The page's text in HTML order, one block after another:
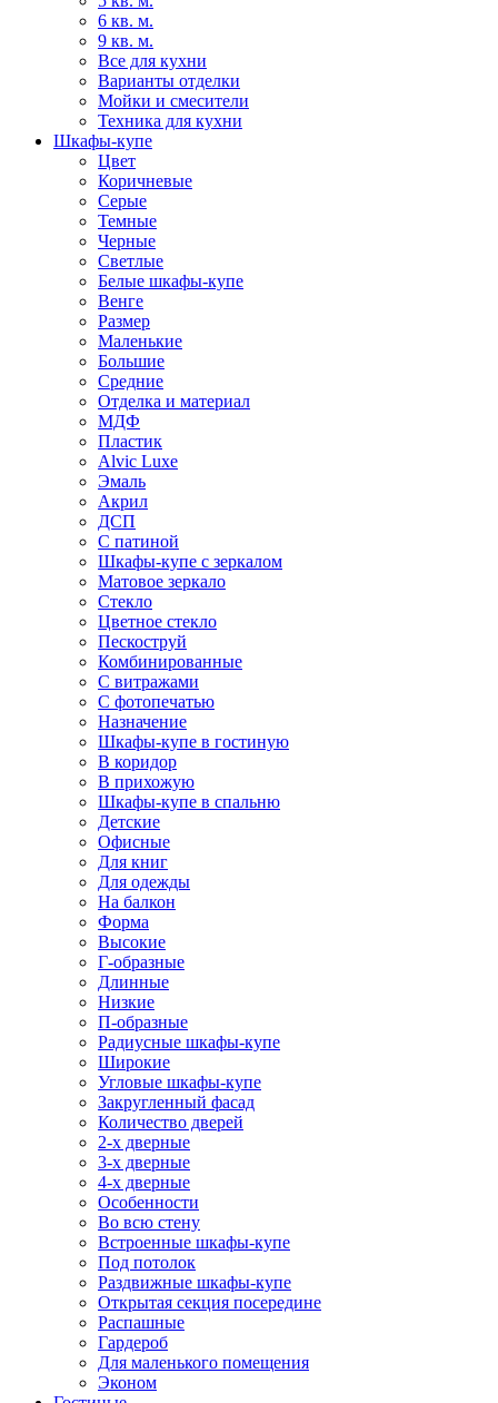
6 кв. м.
9 кв. м.
Все для кухни
Варианты отделки
Мойки и смесители
Техника для кухни
Шкафы-купе
Цвет
Коричневые
Серые
Темные
Черные
Светлые
Белые шкафы-купе
Венге
Размер
Маленькие
Большие
Средние
Отделка и материал
МДФ
Пластик
Alvic Luxe
Эмаль
Акрил
ДСП
С патиной
Шкафы-купе с зеркалом
Матовое зеркало
Стекло
Цветное стекло
Пескоструй
Комбинированные
С витражами
С фотопечатью
Назначение
Шкафы-купе в гостиную
В коридор
В прихожую
Шкафы-купе в спальню
Детские
Офисные
Для книг
Для одежды
На балкон
Форма
Высокие
Г-образные
Длинные
Низкие
П-образные
Радиусные шкафы-купе
Широкие
Угловые шкафы-купе
Закругленный фасад
Количество дверей
2-х дверные
3-х дверные
4-х дверные
Особенности
Во всю стену
Встроенные шкафы-купе
Под потолок
Раздвижные шкафы-купе
Открытая секция посередине
Распашные
Гардероб
Для маленького помещения
Эконом